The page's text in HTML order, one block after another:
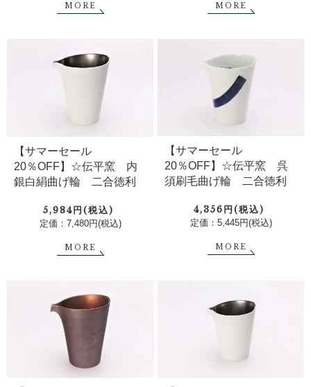
MORE MORE
【サマーセール
20％OFF】☆伝平窯 内
銀白絹曲げ輪 二合徳利
5,984円(税込)
定価：7,480円(税込)
MORE
【サマーセール
20％OFF】☆伝平窯 呉
須刷毛曲げ輪 二合徳利
4,356円(税込)
定価：5,445円(税込)
MORE